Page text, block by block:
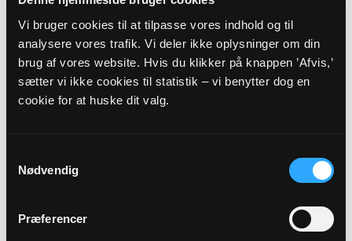
Vi bruger cookies til at tilpasse vores indhold og til
analysere vores trafik. Vi deler ikke oplysninger om din
brug af vores website. Hvis du klikker på knappen ’Afvis,’
sætter vi ikke cookies til statistik – vi benytter dog en
cookie for at huske dit valg.
Nødvendig
Præferencer
ANDRE
MEDARBEJDERE